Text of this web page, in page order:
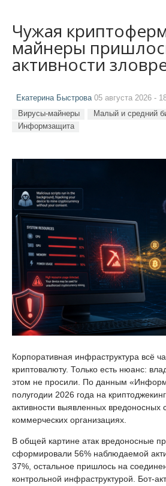
Чужая
майнеры
активности
Екатерина Быстрова 05 августа 2026 -
Вирусы-майнеры Малый и средний
Информзащита
Корпоративная инфраструктура всё
криптовалюту. Только есть нюанс:
этом не просили. По данным
полугодии 2026 года на
активности выявленных вредоносных
коммерческих организациях.
В общей картине атак вредоносные
сформировали 56% наблюдаемой
37%, остальное пришлось на
контрольной инфраструктурой. Бот-